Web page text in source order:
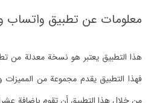
معلومات عن تطبيق
هذا التطبيق يعتبر هو نسخة معدلة من
فهذا التطبيق يقدم مجموعة من